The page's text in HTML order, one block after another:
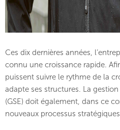
Ces dix dernières années,
connu une croissance rapide.
puissent suivre le rythme de la
adapte ses structures. La
(GSE) doit également, dans ce
nouveaux processus